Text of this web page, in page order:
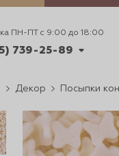
ПН-ПТ с 9:00 до 18:00
739-25-89
(495) 739-62-70
739-25-89
Декор Посыпки